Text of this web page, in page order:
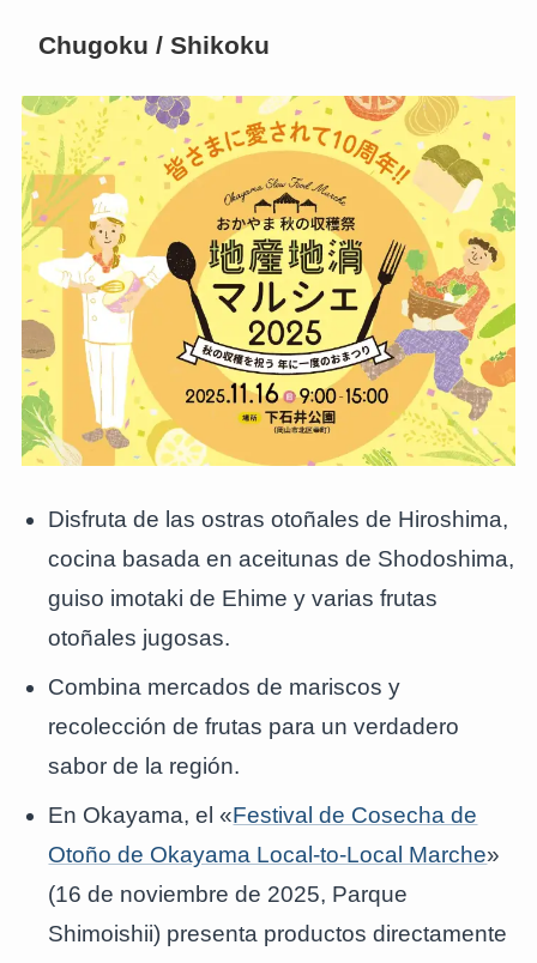
Chugoku / Shikoku
Disfruta de las ostras otoñales de Hiroshima,
cocina basada en aceitunas de Shodoshima,
guiso imotaki de Ehime y varias frutas
otoñales jugosas.
Combina mercados de mariscos y
recolección de frutas para un verdadero
sabor de la región.
En Okayama, el «Festival de Cosecha de
Otoño de Okayama Local-to-Local Marche»
(16 de noviembre de 2025, Parque
Shimoishii) presenta productos directamente